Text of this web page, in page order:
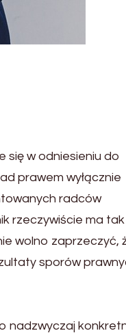
się w odniesieniu do
prawem wyłącznie
radców
rzeczywiście ma tak
wolno zaprzeczyć,
sporów
nadzwyczaj